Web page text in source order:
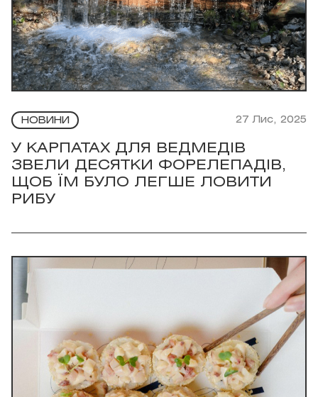
НОВИНИ 27 Лис, 2025
У КАРПАТАХ ДЛЯ ВЕДМЕДІВ
ЗВЕЛИ ДЕСЯТКИ ФОРЕЛЕПАДІВ,
ЩОБ ЇМ БУЛО ЛЕГШЕ ЛОВИТИ
РИБУ